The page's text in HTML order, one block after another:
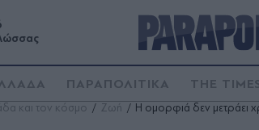
ΠΑΡΑΠΟΛΙΤΙΚΑ THE
και τον κόσμο Ζωή Η ομορφιά δεν μετράει